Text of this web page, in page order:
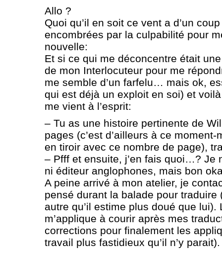
Allo ?
Quoi qu’il en soit ce vent a d’un
encombrées par la culpabilité pour
nouvelle:
Et si ce qui me déconcentre était
de mon Interlocuteur pour me
me semble d’un farfelu… mais ok,
qui est déjà un exploit en soi) et
me vient à l’esprit:
– Tu as une histoire pertinente de
pages (c’est d’ailleurs à ce
en tiroir avec ce nombre de page),
– Pfff et ensuite, j’en fais quoi…? Je
ni éditeur anglophones, mais bon
A peine arrivé à mon atelier, je
pensé durant la balade pour traduire
autre qu’il estime plus doué que
m’applique à courir après mes
corrections pour finalement les
travail plus fastidieux qu’il n’y parait).